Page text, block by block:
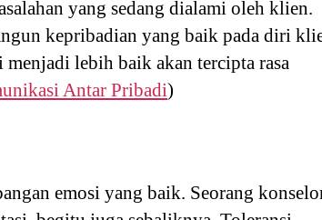
yang sedang dialami oleh klien.
kepribadian yang baik pada diri
lebih baik akan tercipta rasa
Antar Pribadi)
emosi yang baik. Seorang